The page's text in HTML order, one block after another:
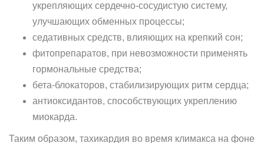
укрепляющих сердечно-сосудистую систему,
улучшающих обменных процессы;
седативных средств, влияющих на крепкий сон;
фитопрепаратов, при невозможности применять
гормональные средства;
бета-блокаторов, стабилизирующих ритм сердца;
антиоксидантов, способствующих укреплению
миокарда.
Таким образом, тахикардия во время климакса на фоне